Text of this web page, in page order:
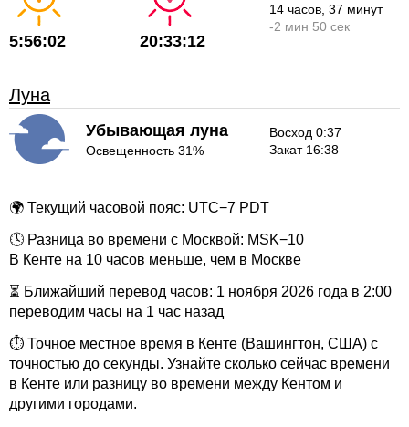
5:56:02 20:33:12
14 часов , 37 минут
-2 мин 50 сек
Луна
Убывающая луна
Освещенность 31%
Восход 0:37
Закат 16:38
🌍 Текущий часовой пояс: UTC−7 PDT
🕓 Разница во времени с Москвой: MSK−10
В Кенте на 10 часов меньше, чем в Москве
⏳ Ближайший перевод часов: 1 ноября 2026 года в 2:00
переводим часы на 1 час назад
⏱ Точное местное время в Кенте (Вашингтон, США) с
точностью до секунды. Узнайте сколько сейчас времени
в Кенте или разницу во времени между Кентом и
другими городами.